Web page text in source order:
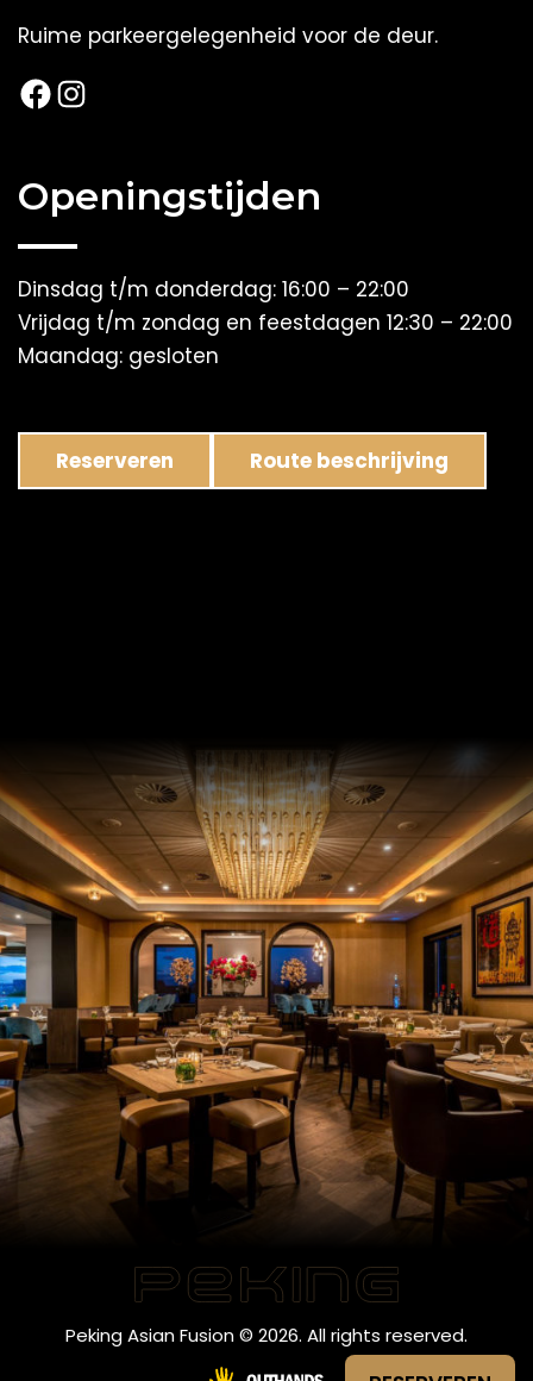
Ruime parkeergelegenheid voor de deur.
Facebook Instagram
Openingstijden
Dinsdag t/m donderdag: 16:00 – 22:00
Vrijdag t/m zondag en feestdagen 12:30 – 22:00
Maandag: gesloten
Reserveren Route beschrijving
Peking Asian Fusion © 2026. All rights reserved.